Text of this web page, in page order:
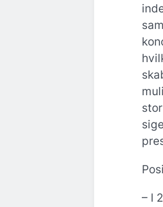
– I